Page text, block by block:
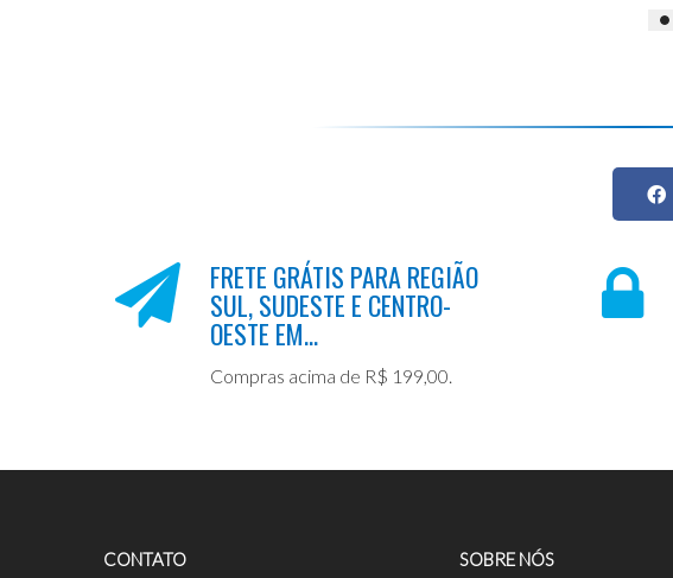
FRETE GRÁTIS PARA REGIÃO
SUL, SUDESTE E CENTRO-
OESTE EM...
Compras acima de R$ 199,00.
CONTATO SOBRE NÓS